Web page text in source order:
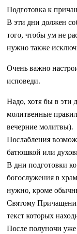
Подготовка к
В эти дни должен
того, чтобы ум не
нужно также
Очень важно
исповеди.
Надо, хотя бы в эти
молитвенные
вечерние молитвы).
Послабления
батюшкой или
В дни подготовки
богослужения в
нужно, кроме
Святому
текст которых
После полуночи